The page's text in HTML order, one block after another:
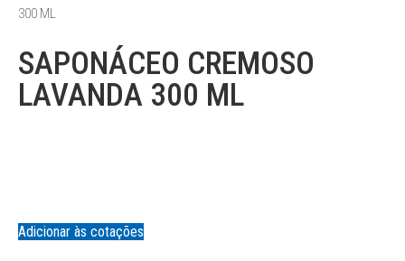
300 ML
SAPONÁCEO CREMOSO
LAVANDA 300 ML
Adicionar às cotações